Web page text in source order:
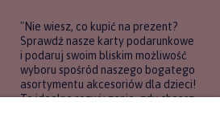
"Nie wiesz, co kupić na prezent?
Sprawdź nasze karty podarunkowe
i podaruj swoim bliskim możliwość
wyboru spośród naszego bogatego
asortymentu akcesoriów dla dzieci!
To idealne rozwiązanie, gdy chcesz